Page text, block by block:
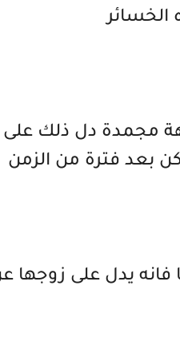
الخسائر
مجمدة دل ذلك
بعد فترة من الزمن
فانه يدل على